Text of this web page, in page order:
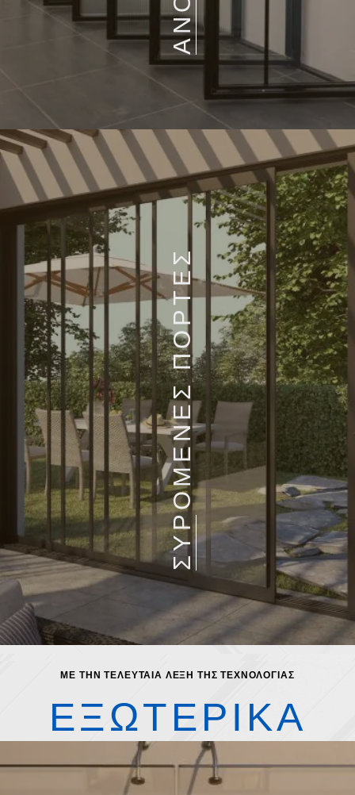
ΣΥΡΟΜΕΝΕΣ ΠΟΡΤΕΣ
ΜΕ ΤΗΝ ΤΕΛΕΥΤΑΙΑ ΛΕΞΗ ΤΗΣ ΤΕΧΝΟΛΟΓΙΑΣ
ΕΞΩΤΕΡΙΚΑ